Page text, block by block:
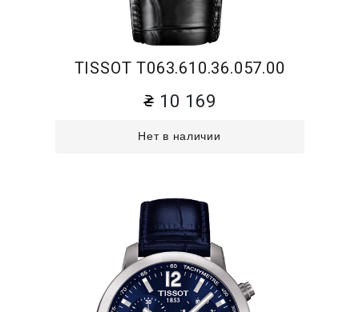
TISSOT T063.610.36.057.00
10 169
Нет в наличии